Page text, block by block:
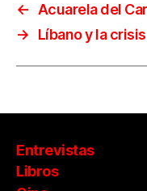
← Acuarela del
→
Líbano y la
Entrevistas
Libros